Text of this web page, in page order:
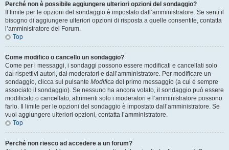
Perché non è possibile aggiungere ulteriori opzioni del sondaggio?
Il limite per le opzioni del sondaggio è impostato dall’amministratore. Se senti il
bisogno di aggiungere ulteriori opzioni di risposta a quelle consentite, contatta
l’amministratore del Forum.
Top
Come modifico o cancello un sondaggio?
Come per i messaggi, i sondaggi possono essere modificati e cancellati solo
dai rispettivi autori, dai moderatori e dall’amministratore. Per modificare un
sondaggio, clicca sul pulsante Modifica del primo messaggio (a cui è sempre
associato il sondaggio). Se nessuno ha ancora votato, il sondaggio può essere
modificato o cancellato, altrimenti solo i moderatori e l’amministratore possono
farlo. Il limite per le opzioni del sondaggio è impostato dall’amministratore. Se
vuoi aggiungere ulteriori opzioni, contatta l’amministratore.
Top
Perché non riesco ad accedere a un forum?